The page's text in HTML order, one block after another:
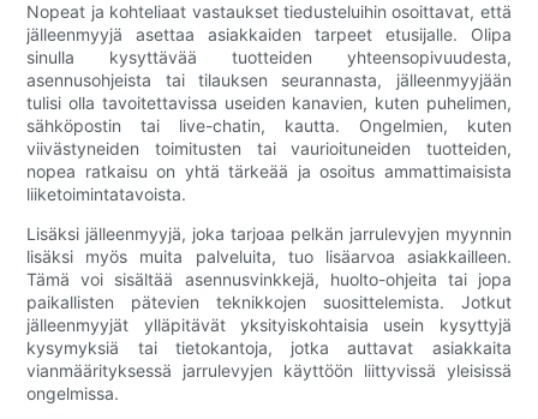
Nopeat ja kohteliaat vastaukset tiedusteluihin osoittavat, että
jälleenmyyjä asettaa asiakkaiden tarpeet etusijalle. Olipa
sinulla kysyttävää tuotteiden yhteensopivuudesta,
asennusohjeista tai tilauksen seurannasta, jälleenmyyjään
tulisi olla tavoitettavissa useiden kanavien, kuten puhelimen,
sähköpostin tai live-chatin, kautta. Ongelmien, kuten
viivästyneiden toimitusten tai vaurioituneiden tuotteiden,
nopea ratkaisu on yhtä tärkeää ja osoitus ammattimaisista
liiketoimintatavoista.
Lisäksi jälleenmyyjä, joka tarjoaa pelkän jarrulevyjen myynnin
lisäksi myös muita palveluita, tuo lisäarvoa asiakkailleen.
Tämä voi sisältää asennusvinkkejä, huolto-ohjeita tai jopa
paikallisten pätevien teknikkojen suosittelemista. Jotkut
jälleenmyyjät ylläpitävät yksityiskohtaisia ​​usein kysyttyjä
kysymyksiä tai tietokantoja, jotka auttavat asiakkaita
vianmäärityksessä jarrulevyjen käyttöön liittyvissä yleisissä
ongelmissa.